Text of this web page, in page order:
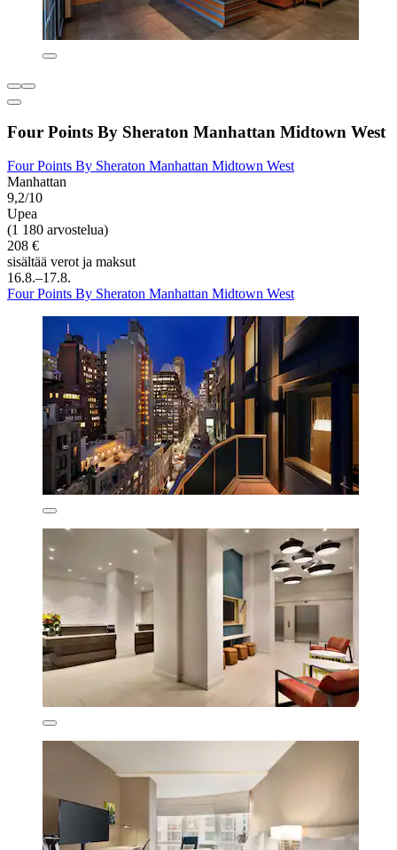
Four Points By Sheraton Manhattan Midtown West
Four Points By Sheraton Manhattan Midtown West
Manhattan
9,2/10
Upea
(1 180 arvostelua)
208 €
sisältää verot ja maksut
16.8.–17.8.
Four Points By Sheraton Manhattan Midtown West